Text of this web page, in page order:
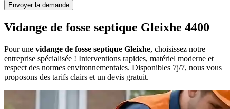
Envoyer la demande
Vidange de fosse septique Gleixhe 4400
Pour une vidange de fosse septique Gleixhe, choisissez notre
entreprise spécialisée ! Interventions rapides, matériel moderne et
respect des normes environnementales. Disponibles 7j/7, nous vous
proposons des tarifs clairs et un devis gratuit.